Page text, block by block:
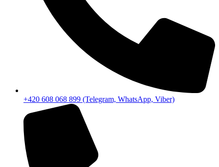
+420 608 068 899 (Telegram, WhatsApp, Viber)